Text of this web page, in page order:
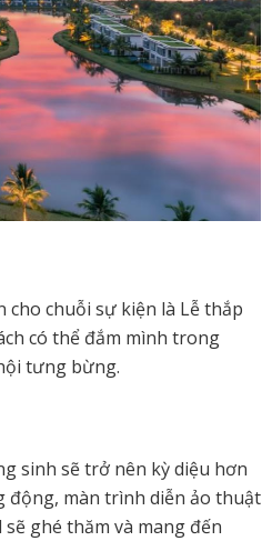
cho chuỗi sự kiện là Lễ thắp
có thể đắm mình trong
tưng bừng.
sinh sẽ trở nên kỳ diệu hơn
động, màn trình diễn ảo thuật
ghé thăm và mang đến